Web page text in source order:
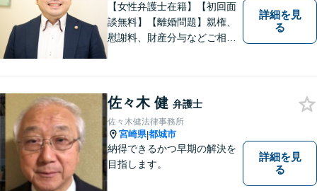
【女性弁護士在籍】【初回面
談無料】【離婚問題】親権、
慰謝料、財産分与などご相談
Eやメールでの対応も可能です
【メガドンキ隣】
詳細を見
る
佐々木 健 弁護士
佐々木健法律事務所
宮崎県|都城市
納得できるかつ早期の解決を
目指します。
詳細を見
る